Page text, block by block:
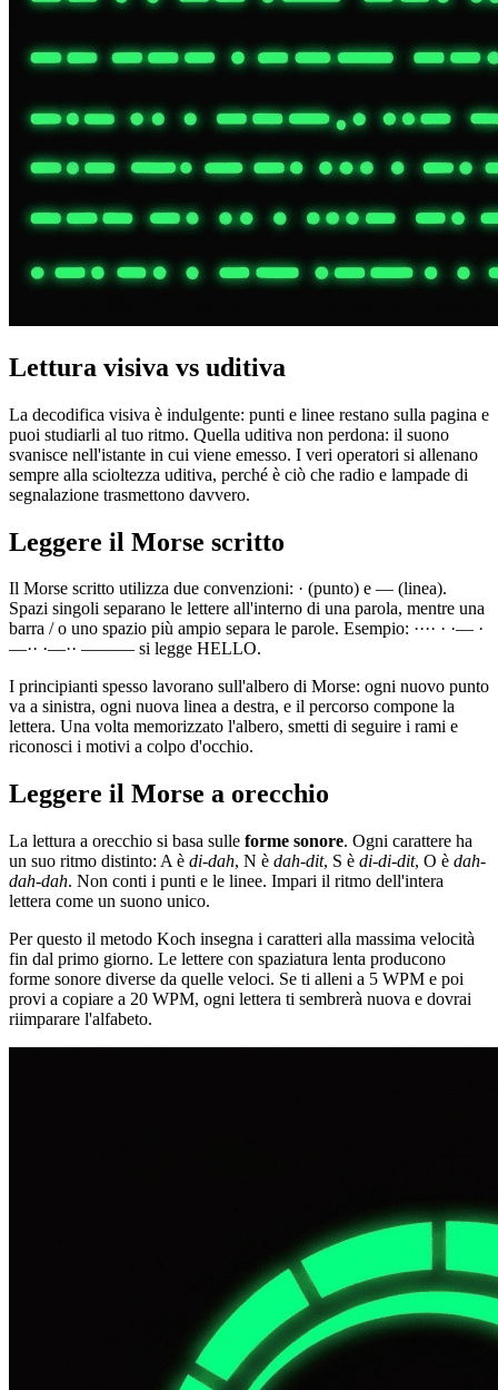
Lettura visiva vs uditiva
La decodifica visiva è indulgente: punti e linee restano sulla pagina e
puoi studiarli al tuo ritmo. Quella uditiva non perdona: il suono
svanisce nell'istante in cui viene emesso. I veri operatori si allenano
sempre alla scioltezza uditiva, perché è ciò che radio e lampade di
segnalazione trasmettono davvero.
Leggere il Morse scritto
Il Morse scritto utilizza due convenzioni: · (punto) e — (linea).
Spazi singoli separano le lettere all'interno di una parola, mentre una
barra /o uno spazio più ampio separa le parole. Esempio: ···· · ·— ·
—·· ·—·· ——— si legge HELLO.
I principianti spesso lavorano sull'albero di Morse: ogni nuovo punto
va a sinistra, ogni nuova linea a destra, e il percorso compone la
lettera. Una volta memorizzato l'albero, smetti di seguire i rami e
riconosci i motivi a colpo d'occhio.
Leggere il Morse a orecchio
La lettura a orecchio si basa sulle forme sonore. Ogni carattere ha
un suo ritmo distinto: A è di-dah, N è dah-dit, S è di-di-dit, O è dah-
dah-dah. Non conti i punti e le linee. Impari il ritmo dell'intera
lettera come un suono unico.
Per questo il metodo Koch insegna i caratteri alla massima velocità
fin dal primo giorno. Le lettere con spaziatura lenta producono
forme sonore diverse da quelle veloci. Se ti alleni a 5 WPM e poi
provi a copiare a 20 WPM, ogni lettera ti sembrerà nuova e dovrai
riimparare l'alfabeto.